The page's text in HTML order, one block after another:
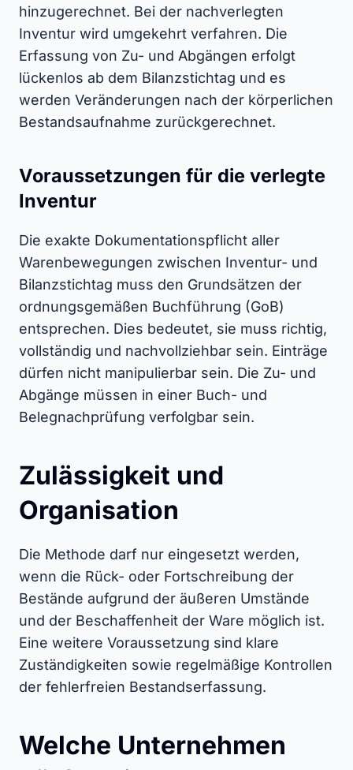
hinzugerechnet. Bei der nachverlegten
Inventur wird umgekehrt verfahren. Die
Erfassung von Zu- und Abgängen erfolgt
lückenlos ab dem Bilanzstichtag und es
werden Veränderungen nach der körperlichen
Bestandsaufnahme zurückgerechnet.
Voraussetzungen für die verlegte
Inventur
Die exakte Dokumentationspflicht aller
Warenbewegungen zwischen Inventur- und
Bilanzstichtag muss den Grundsätzen der
ordnungsgemäßen Buchführung (GoB)
entsprechen. Dies bedeutet, sie muss richtig,
vollständig und nachvollziehbar sein. Einträge
dürfen nicht manipulierbar sein. Die Zu- und
Abgänge müssen in einer Buch- und
Belegnachprüfung verfolgbar sein.
Zulässigkeit und
Organisation
Die Methode darf nur eingesetzt werden,
wenn die Rück- oder Fortschreibung der
Bestände aufgrund der äußeren Umstände
und der Beschaffenheit der Ware möglich ist.
Eine weitere Voraussetzung sind klare
Zuständigkeiten sowie regelmäßige Kontrollen
der fehlerfreien Bestandserfassung.
Welche Unternehmen